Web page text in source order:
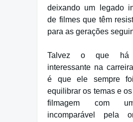
deixando um legado
de filmes que têm
para as gerações
Talvez o que
interessante na
é que ele sempre
equilibrar os temas e
filmagem com
incomparável pela